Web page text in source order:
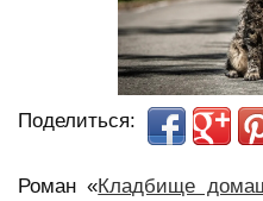
Поделиться:
Роман «Кладбище